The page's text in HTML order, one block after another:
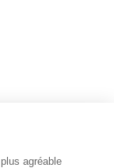
agréable